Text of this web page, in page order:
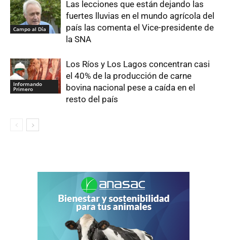
Campo al Día
Las lecciones que están dejando las
fuertes lluvias en el mundo agrícola del
país las comenta el Vice-presidente de
la SNA
Informando
Primero
Los Ríos y Los Lagos concentran casi
el 40% de la producción de carne
bovina nacional pese a caída en el
resto del país